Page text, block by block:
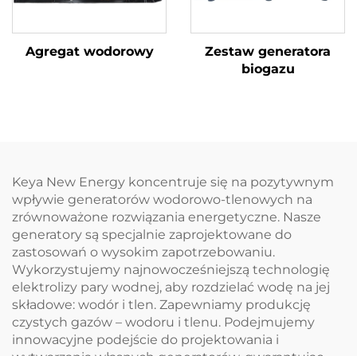
Agregat wodorowy
Zestaw generatora
biogazu
Keya New Energy koncentruje się na pozytywnym
wpływie generatorów wodorowo-tlenowych na
zrównoważone rozwiązania energetyczne. Nasze
generatory są specjalnie zaprojektowane do
zastosowań o wysokim zapotrzebowaniu.
Wykorzystujemy najnowocześniejszą technologię
elektrolizy pary wodnej, aby rozdzielać wodę na jej
składowe: wodór i tlen. Zapewniamy produkcję
czystych gazów – wodoru i tlenu. Podejmujemy
innowacyjne podejście do projektowania i